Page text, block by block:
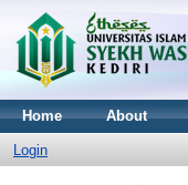
Home About
Login